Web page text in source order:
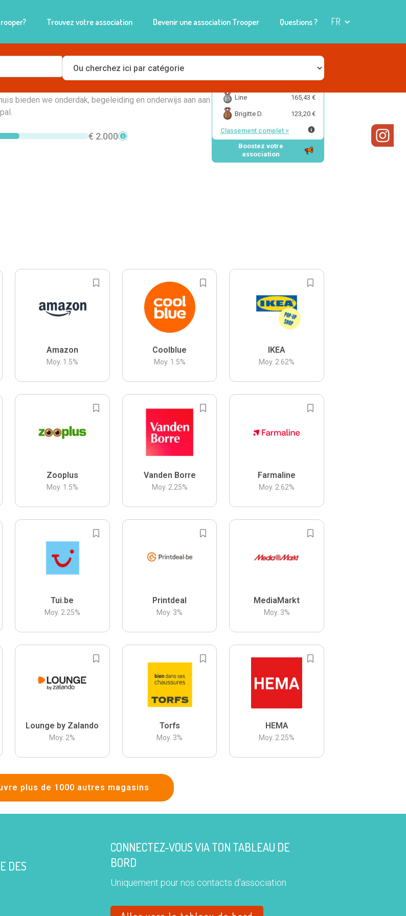
Trouvez votre association Devenir une association Trooper Questions ? FR
Bharat vzw
bieden we onderdak, begeleiding en onderwijs aan aan
€ 2.000
piet d. 172,78 €
Line 165,43 €
Brigitte D. 123,20 €
Classement complet >
Boostez votre
association
Amazon
Moy. 1.5%
Coolblue
Moy. 1.5%
IKEA
Moy. 2.62%
Zooplus
Moy. 1.5%
Vanden Borre
Moy. 2.25%
Farmaline
Moy. 2.62%
Tui.be
Moy. 2.25%
Printdeal
Moy. 3%
MediaMarkt
Moy. 3%
Lounge by Zalando
Moy. 2%
Torfs
Moy. 3%
HEMA
Moy. 2.25%
plus de 1000 autres magasins
DES
CONNECTEZ-VOUS VIA TON TABLEAU DE
BORD
Uniquement pour nos contacts d'association